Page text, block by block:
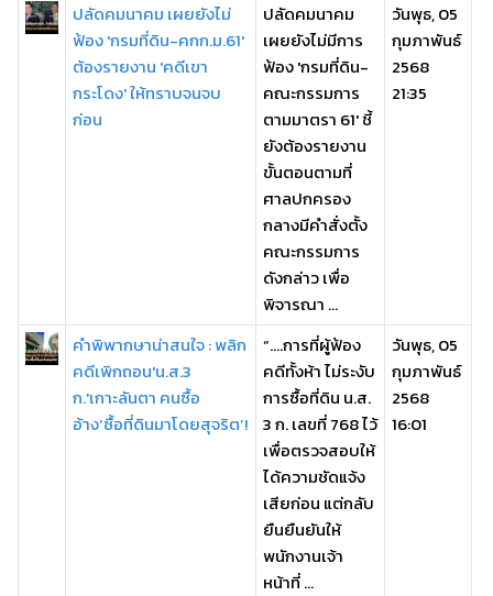
ปลัดคมนาคม เผยยังไม่
ฟ้อง 'กรมที่ดิน-คกก.ม.61'
ต้องรายงาน 'คดีเขา
กระโดง' ให้ทราบจนจบ
ก่อน
ปลัดคมนาคม
เผยยังไม่มีการ
ฟ้อง 'กรมที่ดิน-
คณะกรรมการ
ตามมาตรา 61' ชี้
ยังต้องรายงาน
ขั้นตอนตามที่
ศาลปกครอง
กลางมีคำสั่งตั้ง
คณะกรรมการ
ดังกล่าว เพื่อ
พิจารณา ...
วันพุธ, 05
กุมภาพันธ์
2568
21:35
คำพิพากษาน่าสนใจ : พลิก
คดีเพิกถอน'น.ส.3
ก.'เกาะลันตา คนซื้อ
อ้าง‘ซื้อที่ดินมาโดยสุจริต’!
“….การที่ผู้ฟ้อง
คดีทั้งห้า ไม่ระงับ
การซื้อที่ดิน น.ส.
3 ก. เลขที่ 768 ไว้
เพื่อตรวจสอบให้
ได้ความชัดแจ้ง
เสียก่อน แต่กลับ
ยืนยืนยันให้
พนักงานเจ้า
หน้าที่ ...
วันพุธ, 05
กุมภาพันธ์
2568
16:01